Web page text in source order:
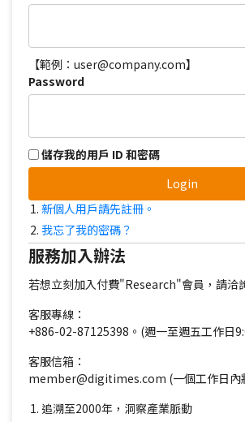
【範例：user@company.com】
Password
儲存我的用戶 ID 和密碼
Login
新個人用戶請先註冊。
我忘了我的密碼？
服務加入辦法
若想立刻加入付費"Research"會員，請洽
客服專線：
+886-02-87125398。(週一至週五工作日
客服信箱：
member@digitimes.com (一個工作日內
追溯至2000年，洞察產業脈動